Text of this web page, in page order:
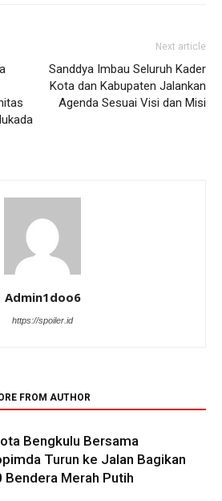
Next article
Sanddya Imbau Seluruh Kader
Kota dan Kabupaten Jalankan
Agenda Sesuai Visi dan Misi
Admin1doo6
https://spoiler.id
FROM AUTHOR
Bengkulu Bersama
Turun ke Jalan Bagikan
Bendera Merah Putih